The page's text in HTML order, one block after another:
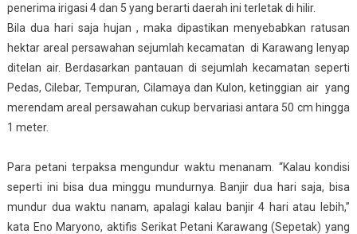
penerima irigasi 4 dan 5 yang berarti daerah ini terletak di hilir.
Bila dua hari saja hujan , maka dipastikan menyebabkan ratusan
hektar areal persawahan sejumlah kecamatan di Karawang lenyap
ditelan air. Berdasarkan pantauan di sejumlah kecamatan seperti
Pedas, Cilebar, Tempuran, Cilamaya dan Kulon, ketinggian air yang
merendam areal persawahan cukup bervariasi antara 50 cm hingga
1 meter.
Para petani terpaksa mengundur waktu menanam. “Kalau kondisi
seperti ini bisa dua minggu mundurnya. Banjir dua hari saja, bisa
mundur dua waktu nanam, apalagi kalau banjir 4 hari atau lebih,”
kata Eno Maryono, aktifis Serikat Petani Karawang (Sepetak) yang